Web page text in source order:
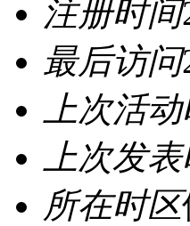
注册时间
最后访问
上次活
上次发
所在时区